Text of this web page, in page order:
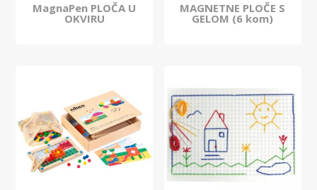
MagnaPen PLOČA U
OKVIRU
MAGNETNE PLOČE S
GELOM (6 kom)